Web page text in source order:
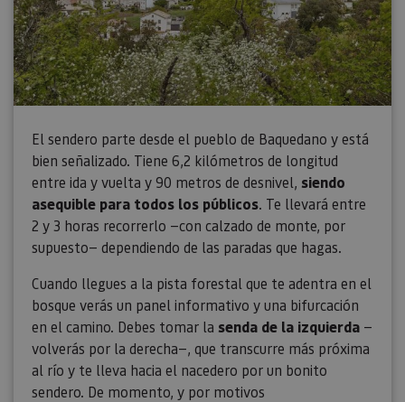
El sendero parte desde el pueblo de Baquedano y está
bien señalizado. Tiene 6,2 kilómetros de longitud
entre ida y vuelta y 90 metros de desnivel, siendo
asequible para todos los públicos. Te llevará entre
2 y 3 horas recorrerlo —con calzado de monte, por
supuesto— dependiendo de las paradas que hagas.
Cuando llegues a la pista forestal que te adentra en el
bosque verás un panel informativo y una bifurcación
en el camino. Debes tomar la senda de la izquierda —
volverás por la derecha—, que transcurre más próxima
al río y te lleva hacia el nacedero por un bonito
sendero. De momento, y por motivos